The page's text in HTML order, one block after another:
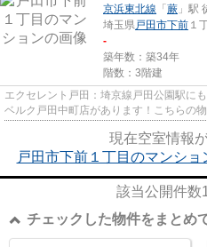
京浜東北線 「 蕨 」駅
埼玉県戸田市下前 １
-
築年数：築34年
階数：3階建
エクセレント戸田：埼京線戸田公園駅に
ベルク戸田中町店があります！こちらの
現在空室情報
戸田市下前１丁目のマンシ
該当公開件数
チェックした物件をまとめ